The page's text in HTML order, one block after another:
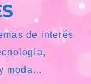
de interés
moda...